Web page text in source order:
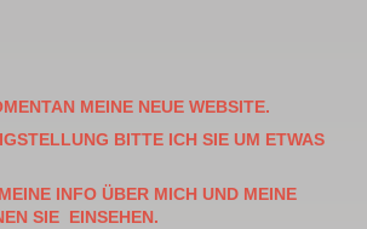
MEINE NEUE WEBSITE.
BITTE ICH SIE UM ETWAS
INFO ÜBER MICH UND MEINE
SIE EINSEHEN.